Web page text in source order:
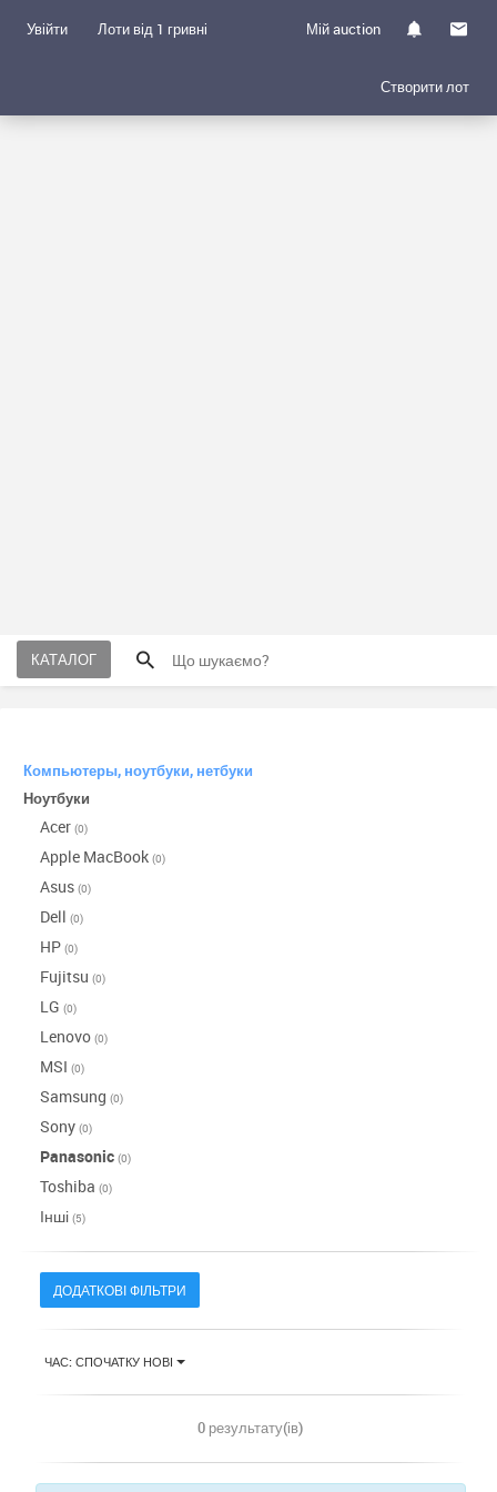
Увійти Лоти від 1 гривні Мій auction
Створити лот
КАТАЛОГ
Компьютеры, ноутбуки, нетбуки
Ноутбуки
Acer (0)
Apple MacBook (0)
Asus (0)
Dell (0)
HP (0)
Fujitsu (0)
LG (0)
Lenovo (0)
MSI (0)
Samsung (0)
Sony (0)
Panasonic (0)
Toshiba (0)
Інші (5)
ДОДАТКОВІ ФІЛЬТРИ
ЧАС: СПОЧАТКУ НОВІ
0 результату(ів)